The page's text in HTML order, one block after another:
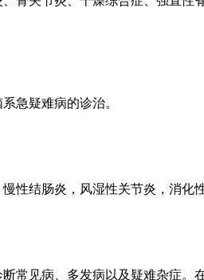
骨关节炎、干燥综合症、强直性
急疑难病的诊治。